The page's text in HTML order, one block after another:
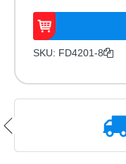
Cantitate
Modul
de
SKU: FD4201-8